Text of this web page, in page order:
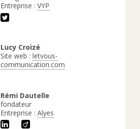
Entreprise : VYP
Lucy Croizé
Site web : letvous-
communication.com
Rémi Dautelle
fondateur
Entreprise : Alyes